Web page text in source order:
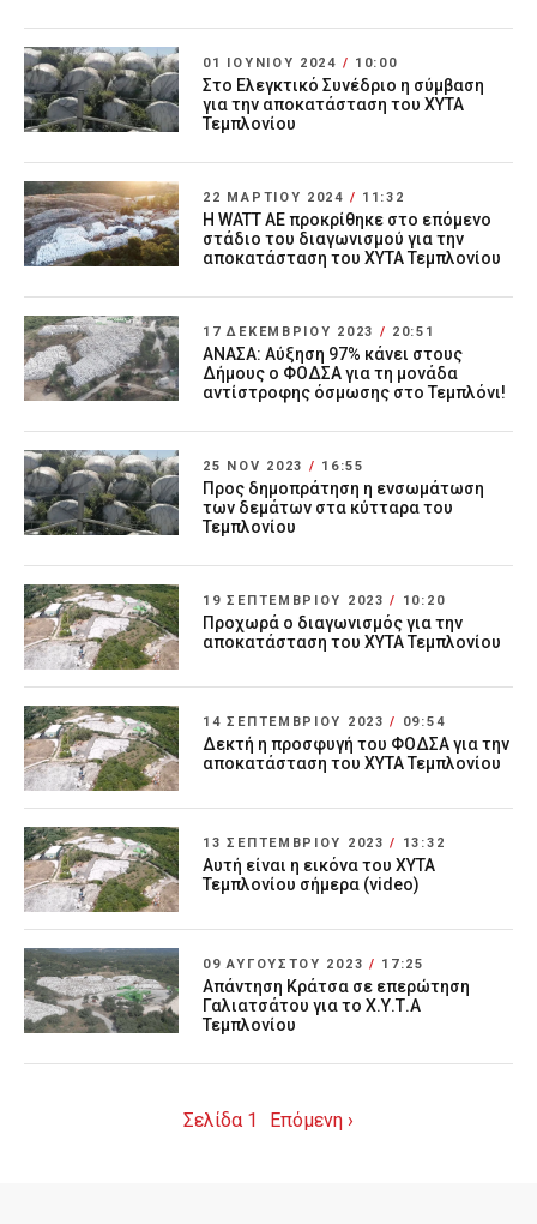
01 ΙΟΥΝΊΟΥ 2024 / 10:00
Στο Ελεγκτικό Συνέδριο η σύμβαση
για την αποκατάσταση του ΧΥΤΑ
Τεμπλονίου
22 ΜΑΡΤΊΟΥ 2024 / 11:32
Η WATT ΑΕ προκρίθηκε στο επόμενο
στάδιο του διαγωνισμού για την
αποκατάσταση του ΧΥΤΑ Τεμπλονίου
17 ΔΕΚΕΜΒΡΊΟΥ 2023 / 20:51
ΑΝΑΣΑ: Αύξηση 97% κάνει στους
Δήμους ο ΦΟΔΣΑ για τη μονάδα
αντίστροφης όσμωσης στο Τεμπλόνι!
25 NOV 2023 / 16:55
Προς δημοπράτηση η ενσωμάτωση
των δεμάτων στα κύτταρα του
Τεμπλονίου
19 ΣΕΠΤΕΜΒΡΊΟΥ 2023/ 10:20
Προχωρά ο διαγωνισμός για την
αποκατάσταση του ΧΥΤΑ Τεμπλονίου
14 ΣΕΠΤΕΜΒΡΊΟΥ 2023/ 09:54
Δεκτή η προσφυγή του ΦΟΔΣΑ για την
αποκατάσταση του ΧΥΤΑ Τεμπλονίου
13 ΣΕΠΤΕΜΒΡΊΟΥ 2023/ 13:32
Αυτή είναι η εικόνα του ΧΥΤΑ
Τεμπλονίου σήμερα (video)
09 ΑΥΓΟΎΣΤΟΥ 2023 / 17:25
Απάντηση Κράτσα σε επερώτηση
Γαλιατσάτου για το Χ.Υ.Τ.Α
Τεμπλονίου
Σελίδα 1 Επόμενη ›